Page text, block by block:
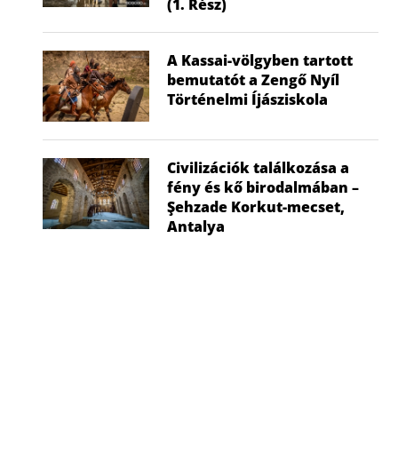
(1. Rész)
A Kassai-völgyben tartott
bemutatót a Zengő Nyíl
Történelmi Íjásziskola
Civilizációk találkozása a
fény és kő birodalmában –
Şehzade Korkut-mecset,
Antalya